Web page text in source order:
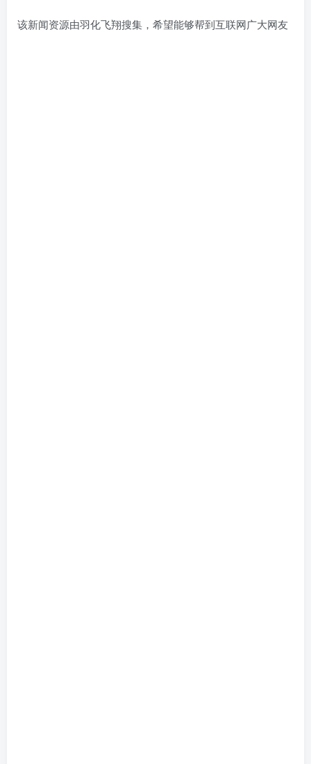
该新闻资源由羽化飞翔搜集，希望能够帮到互联网广大网友